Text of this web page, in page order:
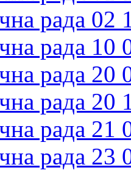
рада 02
рада 10
рада 20
рада 20
рада 21
рада 23